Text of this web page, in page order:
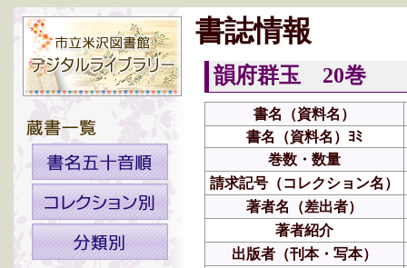
書誌情報
韻府群玉 20巻
書名（資料名）
書名（資料名）ﾖﾐ
巻数・数量
請求記号（コレクション名）
著者名（差出者）
著者紹介
出版者（刊本・写本）